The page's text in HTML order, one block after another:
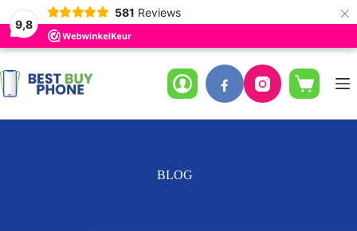
9,8
581 Reviews ×
Ga
naar
de
inhoud
BLOG